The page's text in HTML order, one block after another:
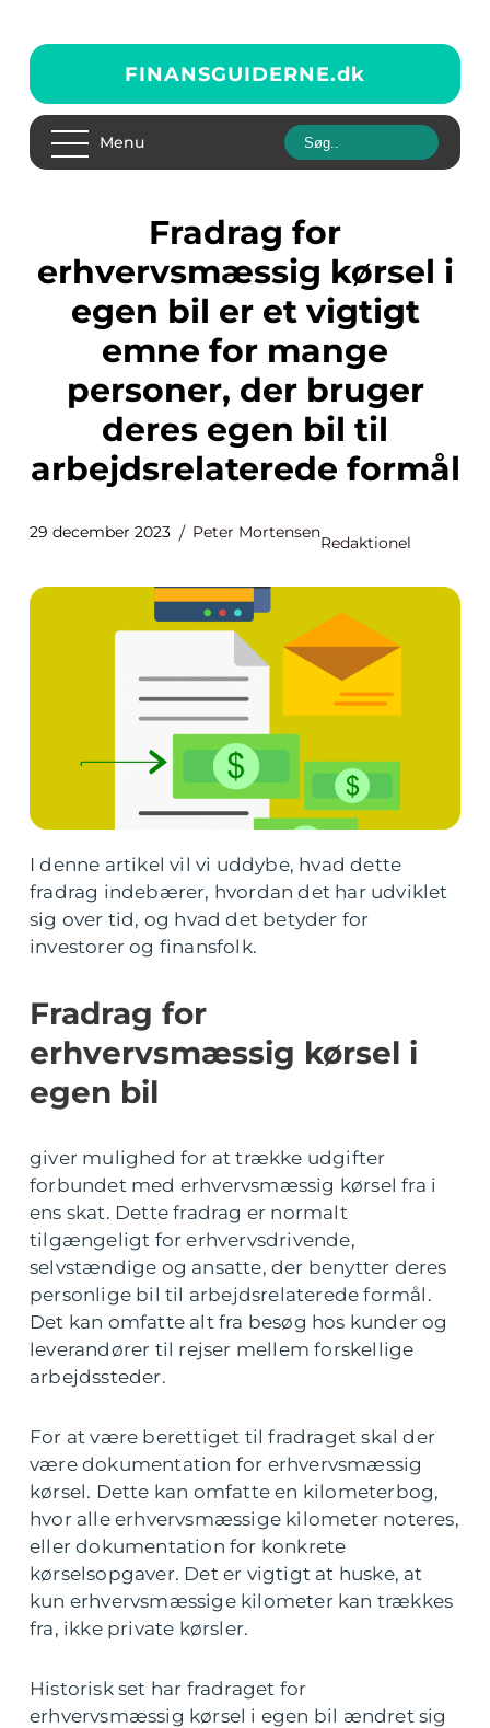
FINANSGUIDERNE.dk
Menu
Fradrag for
erhvervsmæssig kørsel i
egen bil er et vigtigt
emne for mange
personer, der bruger
deres egen bil til
arbejdsrelaterede formål
29 december 2023 Peter Mortensen
Redaktionel
I denne artikel vil vi uddybe, hvad dette
fradrag indebærer, hvordan det har udviklet
sig over tid, og hvad det betyder for
investorer og finansfolk.
Fradrag for
erhvervsmæssig kørsel i
egen bil
giver mulighed for at trække udgifter
forbundet med erhvervsmæssig kørsel fra i
ens skat. Dette fradrag er normalt
tilgængeligt for erhvervsdrivende,
selvstændige og ansatte, der benytter deres
personlige bil til arbejdsrelaterede formål.
Det kan omfatte alt fra besøg hos kunder og
leverandører til rejser mellem forskellige
arbejdssteder.
For at være berettiget til fradraget skal der
være dokumentation for erhvervsmæssig
kørsel. Dette kan omfatte en kilometerbog,
hvor alle erhvervsmæssige kilometer noteres,
eller dokumentation for konkrete
kørselsopgaver. Det er vigtigt at huske, at
kun erhvervsmæssige kilometer kan trækkes
fra, ikke private kørsler.
Historisk set har fradraget for
erhvervsmæssig kørsel i egen bil ændret sig